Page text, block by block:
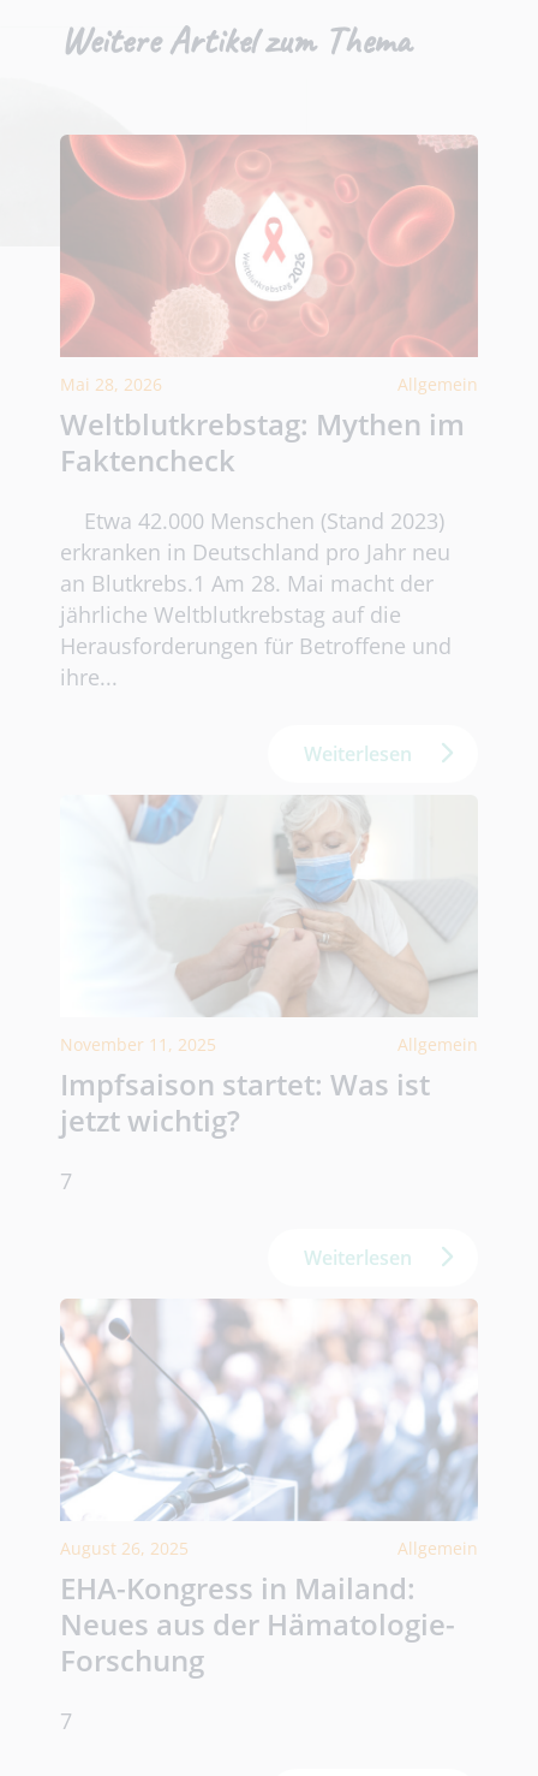
Weitere Artikel zum Thema
Mai 28, 2026 Allgemein
Weltblutkrebstag: Mythen im
Faktencheck
Etwa 42.000 Menschen (Stand 2023)
erkranken in Deutschland pro Jahr neu
an Blutkrebs.1 Am 28. Mai macht der
jährliche Weltblutkrebstag auf die
Herausforderungen für Betroffene und
ihre...
Weiterlesen
November 11, 2025 Allgemein
Impfsaison startet: Was ist
jetzt wichtig?
7
Weiterlesen
August 26, 2025 Allgemein
EHA-Kongress in Mailand:
Neues aus der Hämatologie-
Forschung
7